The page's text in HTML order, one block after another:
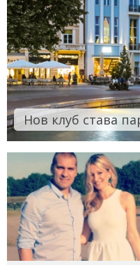
Нов клуб става